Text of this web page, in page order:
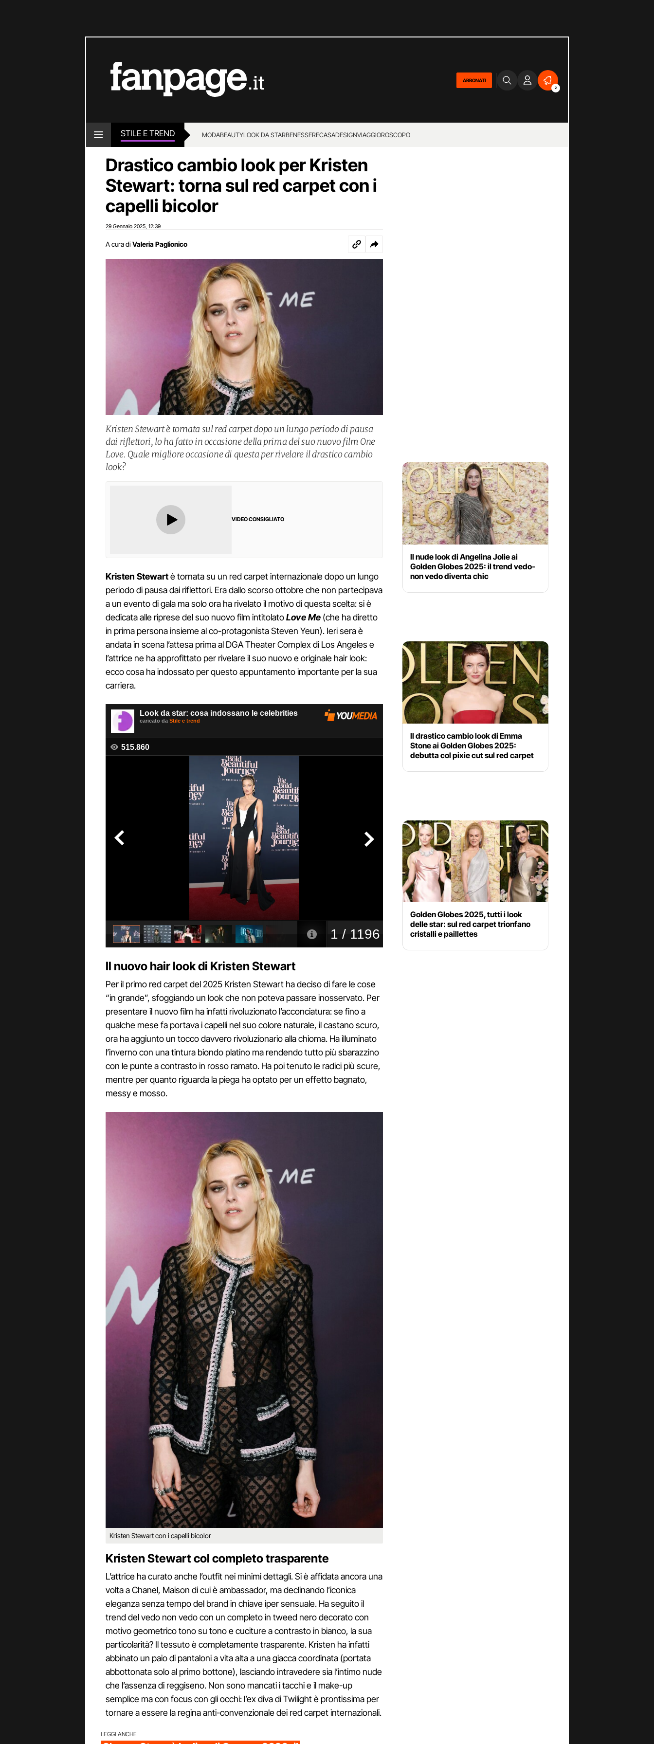
ABBONATI
2
STILE E TREND MODABEAUTYLOOK DA STARBENESSERECASADESIGNVIAGGIOROSCOPO
Drastico cambio look per Kristen
Stewart: torna sul red carpet con i
capelli bicolor
29 Gennaio 2025 12:39
A cura di Valeria Paglionico
Kristen Stewart è tornata sul red carpet dopo un lungo periodo di pausa
dai riflettori, lo ha fatto in occasione della prima del suo nuovo film One
Love. Quale migliore occasione di questa per rivelare il drastico cambio
look?
VIDEO CONSIGLIATO
Kristen Stewartè tornata su un red carpet internazionale dopo un lungo
periodo di pausa dai riflettori. Era dallo scorso ottobre che non partecipava
a un evento di gala ma solo ora ha rivelato il motivo di questa scelta: si è
dedicata alle riprese del suo nuovo film intitolatoLove Me (che ha diretto
in prima persona insieme al co-protagonista Steven Yeun). Ieri sera è
andata in scena l’attesa prima al DGA Theater Complex di Los Angeles e
l’attrice ne ha approfittato per rivelare il suo nuovo e originale hair look:
ecco cosa ha indossato per questo appuntamento importante per la sua
carriera.
Il nuovo hair look di Kristen Stewart
Per il primo red carpet del 2025 Kristen Stewart ha deciso di fare le cose
“in grande”, sfoggiando un look che non poteva passare inosservato. Per
presentare il nuovo film ha infatti rivoluzionato l’acconciatura: se fino a
qualche mese fa portava i capelli nel suo colore naturale, il castano scuro,
ora ha aggiunto un tocco davvero rivoluzionario alla chioma. Ha illuminato
l’inverno con una tintura biondo platino ma rendendo tutto più sbarazzino
con le punte a contrasto in rosso ramato. Ha poi tenuto le radici più scure,
mentre per quanto riguarda la piega ha optato per un effetto bagnato,
messy e mosso.
Kristen Stewart con i capelli bicolor
Kristen Stewart col completo trasparente
L’attrice ha curato anche l’outfit nei minimi dettagli. Si è affidata ancora una
volta a Chanel, Maison di cui è ambassador, ma declinando l’iconica
eleganza senza tempo del brand in chiave iper sensuale. Ha seguito il
trend del vedo non vedo con un completo in tweed nero decorato con
motivo geometrico tono su tono e cuciture a contrasto in bianco, la sua
particolarità? Il tessuto è completamente trasparente. Kristen ha infatti
abbinato un paio di pantaloni a vita alta a una giacca coordinata (portata
abbottonata solo al primo bottone), lasciando intravedere sia l’intimo nude
che l’assenza di reggiseno. Non sono mancati i tacchi e il make-up
semplice ma con focus con gli occhi: l’ex diva di Twilight è prontissima per
tornare a essere la regina anti-convenzionale dei red carpet internazionali.
LEGGI ANCHE
Il nude look di Angelina Jolie ai
Golden Globes 2025: il trend vedo-
non vedo diventa chic
Il drastico cambio look di Emma
Stone ai Golden Globes 2025:
debutta col pixie cut sul red carpet
Golden Globes 2025, tutti i look
delle star: sul red carpet trionfano
cristalli e paillettes